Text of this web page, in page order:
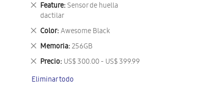
artículo
Feature Sensor de huella
dactilar
Eliminar
este
artículo
Color Awesome Black
Eliminar
este
artículo
Memoria 256GB
Eliminar
este
artículo
Precio US$ 300.00 - US$ 399.99
Eliminar
artículo
Eliminar todo